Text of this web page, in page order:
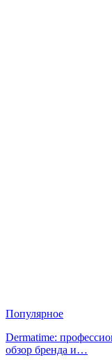
Популярное
Dermatime:
обзор бренда и…